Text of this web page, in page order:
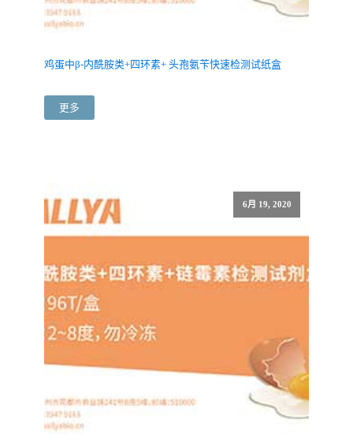
鸡蛋中β-内酰胺类+四环素+ 头孢氨苄快速检测试纸盒
更多
6月 19, 2020